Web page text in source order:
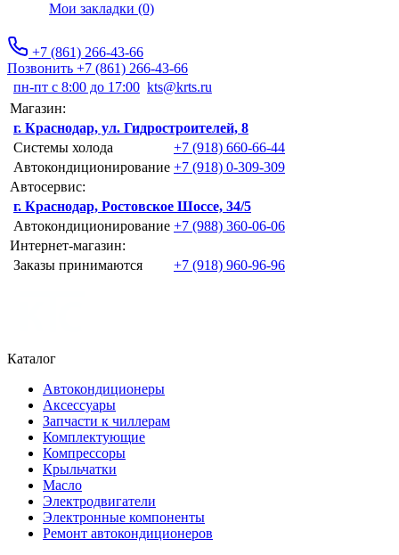
Мои закладки (0)
+7 (861) 266-43-66
Позвонить +7 (861) 266-43-66
пн-пт с 8:00 до 17:00 kts@krts.ru
Магазин:
г. Краснодар, ул. Гидростроителей, 8
Системы холода
+7 (918) 660-66-44
Автокондиционирование +7 (918) 0-309-309
Автосервис:
г. Краснодар, Ростовское Шоссе, 34/5
Автокондиционирование +7 (988) 360-06-06
Интернет-магазин:
Заказы принимаются
+7 (918) 960-96-96
Каталог
Автокондиционеры
Аксессуары
Запчасти к чиллерам
Комплектующие
Компрессоры
Крыльчатки
Масло
Электродвигатели
Электронные компоненты
Ремонт автокондиционеров